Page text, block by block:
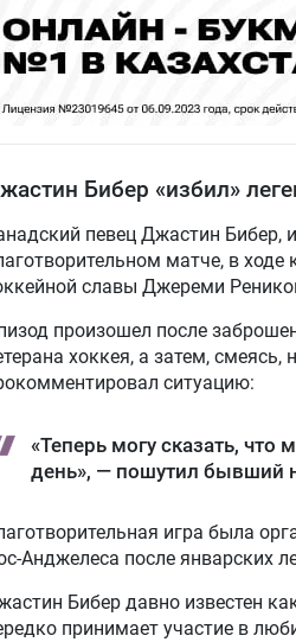
Бибер «избил»
певец Джастин Бибер,
матче, в
славы Джереми
произошел после
хоккея, а затем,
ситуацию:
«Теперь могу сказать,
день», — пошутил бывший
игра была
Анджелеса после январских
Бибер давно известен
принимает участие в